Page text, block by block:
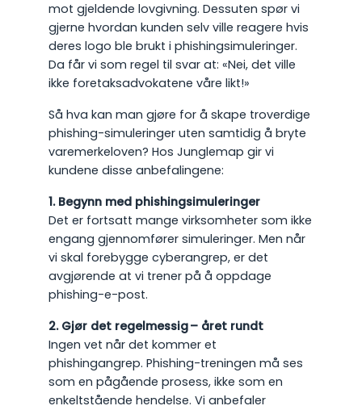
mot gjeldende lovgivning. Dessuten spør vi
gjerne hvordan kunden selv ville reagere hvis
deres logo ble brukt i phishingsimuleringer.
Da får vi som regel til svar at: «Nei, det ville
ikke foretaksadvokatene våre likt!»
Så hva kan man gjøre for å skape troverdige
phishing-simuleringer uten samtidig å bryte
varemerkeloven? Hos Junglemap gir vi
kundene disse anbefalingene:
1. Begynn med phishingsimuleringer
Det er fortsatt mange virksomheter som ikke
engang gjennomfører simuleringer. Men når
vi skal forebygge cyberangrep, er det
avgjørende at vi trener på å oppdage
phishing-e-post.
2. Gjør det regelmessig – året rundt
Ingen vet når det kommer et
phishingangrep. Phishing-treningen må ses
som en pågående prosess, ikke som en
enkeltstående hendelse. Vi anbefaler